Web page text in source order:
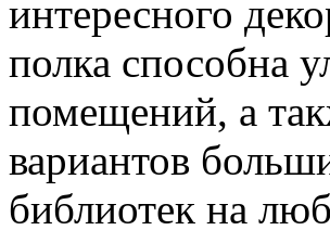
интересного
полка способна
помещений, а
вариантов
библиотек на